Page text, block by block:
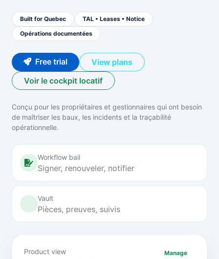
Built for Quebec
TAL • Leases • Notice
Opérations documentées
Free trial
View plans
Voir le cockpit locatif
Conçu pour les propriétaires et gestionnaires qui ont besoin
de maîtriser les baux, les incidents et la traçabilité
opérationnelle.
Workflow bail
Signer, renouveler, notifier
Vault
Pièces, preuves, suivis
Product view Manage